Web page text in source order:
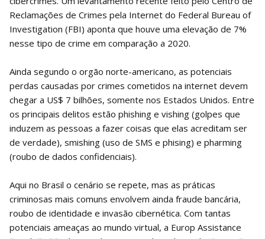
Reclamações de Crimes pela Internet do Federal Bureau of
Investigation (FBI) aponta que houve uma elevação de 7%
nesse tipo de crime em comparação a 2020.
Ainda segundo o orgão norte-americano, as potenciais
perdas causadas por crimes cometidos na internet devem
chegar a US$ 7 bilhões, somente nos Estados Unidos. Entre
os principais delitos estão phishing e vishing (golpes que
induzem as pessoas a fazer coisas que elas acreditam ser
de verdade), smishing (uso de SMS e phising) e pharming
(roubo de dados confidenciais).
Aqui no Brasil o cenário se repete, mas as práticas
criminosas mais comuns envolvem ainda fraude bancária,
roubo de identidade e invasão cibernética. Com tantas
potenciais ameaças ao mundo virtual, a Europ Assistance